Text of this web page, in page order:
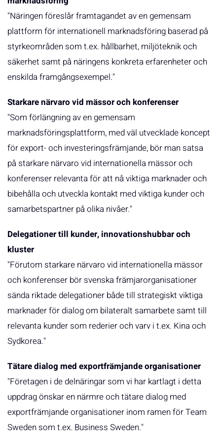
"Näringen föreslår framtagandet av en gemensam
plattform för internationell marknadsföring baserad på
styrkeområden som t.ex. hållbarhet, miljöteknik och
säkerhet samt på näringens konkreta erfarenheter och
enskilda framgångsexempel."
Starkare närvaro vid mässor och konferenser
"Som förlängning av en gemensam
marknadsföringsplattform, med väl utvecklade koncept
för export- och investeringsfrämjande, bör man satsa
på starkare närvaro vid internationella mässor och
konferenser relevanta för att nå viktiga marknader och
bibehålla och utveckla kontakt med viktiga kunder och
samarbetspartner på olika nivåer."
Delegationer till kunder, innovationshubbar och
kluster
"Förutom starkare närvaro vid internationella mässor
och konferenser bör svenska främjarorganisationer
sända riktade delegationer både till strategiskt viktiga
marknader för dialog om bilateralt samarbete samt till
relevanta kunder som rederier och varv i t.ex. Kina och
Sydkorea."
Tätare dialog med exportfrämjande organisationer
"Företagen i de delnäringar som vi har kartlagt i detta
uppdrag önskar en närmre och tätare dialog med
exportfrämjande organisationer inom ramen för Team
Sweden som t.ex. Business Sweden."